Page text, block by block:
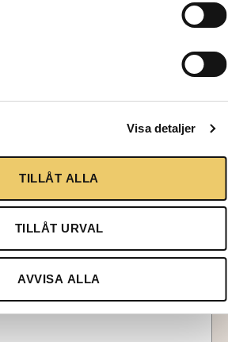
Visa detaljer
TILLÅT ALLA
TILLÅT URVAL
AVVISA ALLA